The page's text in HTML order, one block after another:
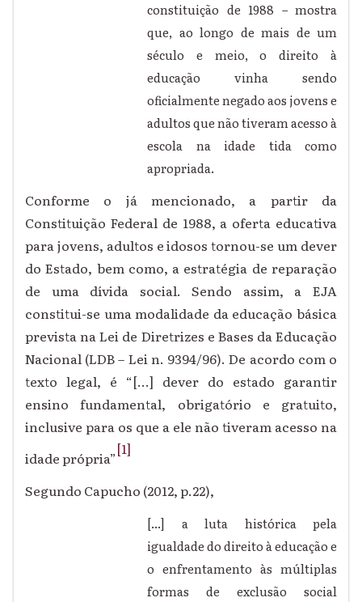
constituição de 1988 – mostra
que, ao longo de mais de um
século e meio, o direito à
educação vinha sendo
oficialmente negado aos jovens e
adultos que não tiveram acesso à
escola na idade tida como
apropriada.
Conforme o já mencionado, a partir da
Constituição Federal de 1988, a oferta educativa
para jovens, adultos e idosos tornou-se um dever
do Estado, bem como, a estratégia de reparação
de uma dívida social. Sendo assim, a EJA
constitui-se uma modalidade da educação básica
prevista na Lei de Diretrizes e Bases da Educação
Nacional (LDB – Lei n. 9394/96). De acordo com o
texto legal, é “[...] dever do estado garantir
ensino fundamental, obrigatório e gratuito,
inclusive para os que a ele não tiveram acesso na
idade própria”[1]
Segundo Capucho (2012, p.22),
[...] a luta histórica pela
igualdade do direito à educação e
o enfrentamento às múltiplas
formas de exclusão social